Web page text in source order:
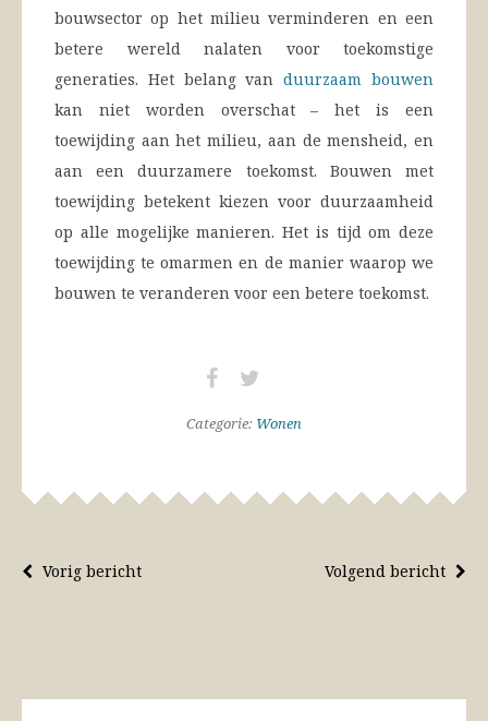
bouwsector op het milieu verminderen en een
betere wereld nalaten voor toekomstige
generaties. Het belang van duurzaam bouwen
kan niet worden overschat – het is een
toewijding aan het milieu, aan de mensheid, en
aan een duurzamere toekomst. Bouwen met
toewijding betekent kiezen voor duurzaamheid
op alle mogelijke manieren. Het is tijd om deze
toewijding te omarmen en de manier waarop we
bouwen te veranderen voor een betere toekomst.
Categorie: Wonen
Volgend bericht
Vorig bericht